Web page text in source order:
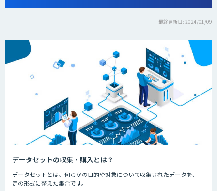
最終更新日: 2024/01/09
データセットの収集・購入とは？
データセットとは、何らかの目的や対象について収集されたデータを、一
定の形式に整えた集合です。